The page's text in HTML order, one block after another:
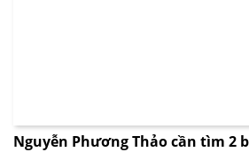
Nguyễn Phương Thảo cần tìm 2